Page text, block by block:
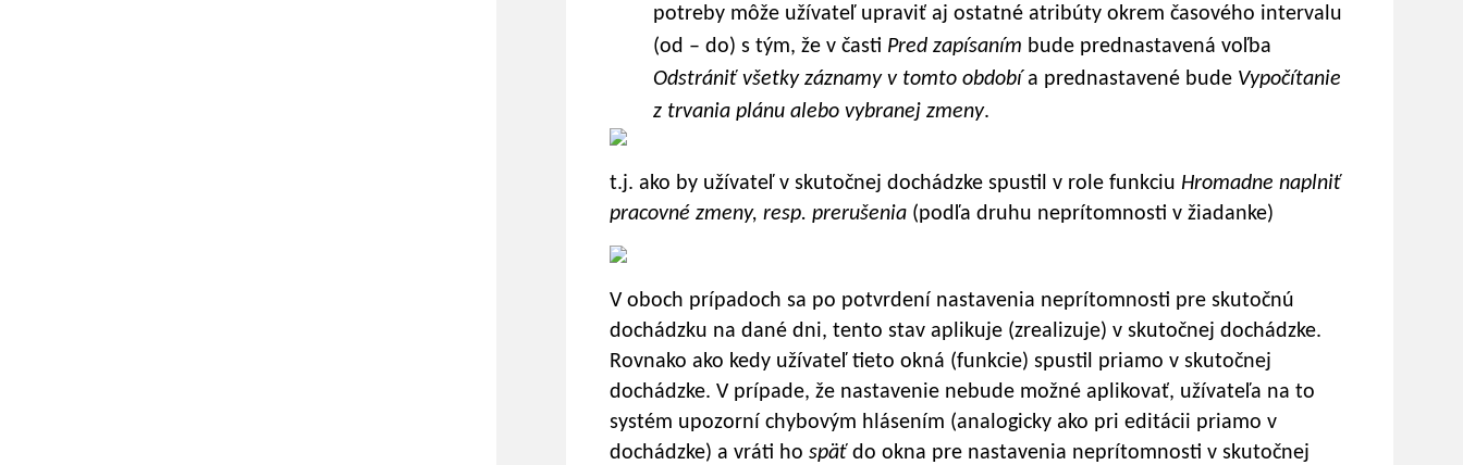
potreby môže užívateľ upraviť aj ostatné atribúty okrem časového intervalu
(od – do) s tým, že v časti Pred zapísaním bude prednastavená voľba
Odstrániť všetky záznamy v tomto období a prednastavené bude Vypočítanie
z trvania plánu alebo vybranej zmeny.
t.j. ako by užívateľ v skutočnej dochádzke spustil v role funkciu Hromadne naplniť
pracovné zmeny, resp. prerušenia (podľa druhu neprítomnosti v žiadanke)
V oboch prípadoch sa po potvrdení nastavenia neprítomnosti pre skutočnú
dochádzku na dané dni, tento stav aplikuje (zrealizuje) v skutočnej dochádzke.
Rovnako ako kedy užívateľ tieto okná (funkcie) spustil priamo v skutočnej
dochádzke. V prípade, že nastavenie nebude možné aplikovať, užívateľa na to
systém upozorní chybovým hlásením (analogicky ako pri editácii priamo v
dochádzke) a vráti ho späť do okna pre nastavenia neprítomnosti v skutočnej